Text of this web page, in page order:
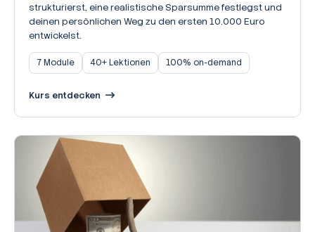
strukturierst, eine realistische Sparsumme festlegst und
deinen persönlichen Weg zu den ersten 10.000 Euro
entwickelst.
7 Module 40+ Lektionen 100% on-demand
Kurs entdecken